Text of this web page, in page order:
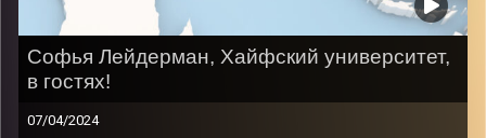
Софья Лейдерман, Хайфский университет,
в гостях!
07/04/2024